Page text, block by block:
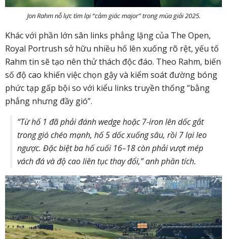
Jon Rahm nỗ lực tìm lại “cảm giác major” trong mùa giải 2025.
Khác với phần lớn sân links phẳng lặng của The Open,
Royal Portrush sở hữu nhiều hố lên xuống rõ rệt, yếu tố
Rahm tin sẽ tạo nên thử thách độc đáo. Theo Rahm, biến
số độ cao khiến việc chọn gậy và kiểm soát đường bóng
phức tạp gấp bội so với kiểu links truyền thống “bằng
phẳng nhưng đầy gió”.
“Từ hố 1 đã phải đánh wedge hoặc 7-iron lên dốc gắt
trong gió chéo mạnh, hố 5 dốc xuống sâu, rồi 7 lại leo
ngược. Đặc biệt ba hố cuối 16–18 còn phải vượt mép
vách đá và độ cao liên tục thay đổi,” anh phân tích.